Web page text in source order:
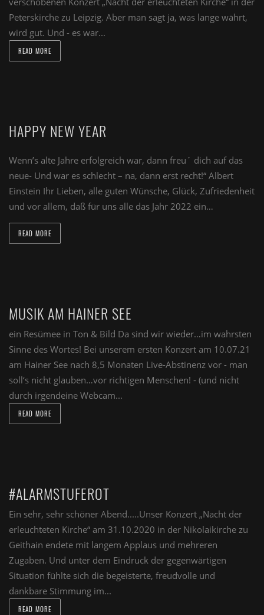
Peterskirche zu Leipzig. Aber man sagt ja, was lange währt,
wird gut. Und - es war...
READ MORE
HAPPY NEW YEAR
Wenn’s alte Jahre erfolgreich war, dann freu´ dich auf das
neue- Und war es schlecht – na, dann erst recht!“ Albert
Einstein Ihr Lieben, alle guten Wünsche, Glück, Zufriedenheit
und vor allem, daß für uns alle das Jahr 2022 ein…
READ MORE
MUSIK AM HAINER SEE
ein Resümee in Ton & Bild Da sind wir wieder…im wahrsten
Sinne des Wortes! Bei unserem ersten Konzert am 10.07.21
am Hainer See nach 8,5 Monaten Live-Abstinenz vor - man
soll‘s nicht glauben…vor richtigen Menschen! - (und nicht
durch irgendeine Webcam...
READ MORE
#ALARMSTUFEROT
Ein sehr, sehr schöner Abend.....Unser Konzert „Nacht der
erleuchteten Kirche“ am 31.10.2020 in der Nikolaikirche zu
Geithain endete mit langem Applaus und mehreren
Zugaben. Und unter dem Eindruck der gegenwärtigen
Situation fühlte sich die begeisterte, freudvolle und
dankbare Stimmung im...
READ MORE